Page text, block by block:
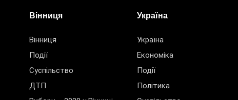
Вінниця
Вінниця
Події
Суспільство
ДТП
Україна
Україна
Економіка
Події
Політика